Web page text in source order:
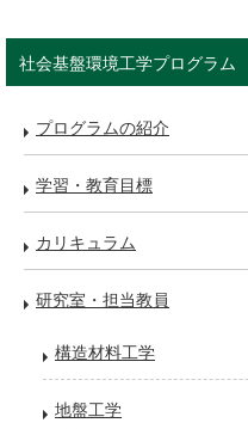
社会基盤環境工学プログラム
プログラムの紹介
学習・教育目標
カリキュラム
研究室・担当教員
構造材料工学
地盤工学